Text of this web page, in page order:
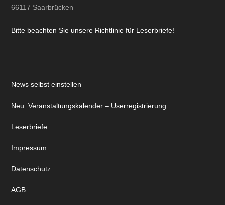
66117 Saarbrücken
Bitte beachten Sie unsere Richtlinie für Leserbriefe!
News selbst einstellen
Neu: Veranstaltungskalender – Userregistrierung
Leserbriefe
Impressum
Datenschutz
AGB